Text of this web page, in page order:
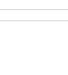
אלו. במילים
נותני השירות